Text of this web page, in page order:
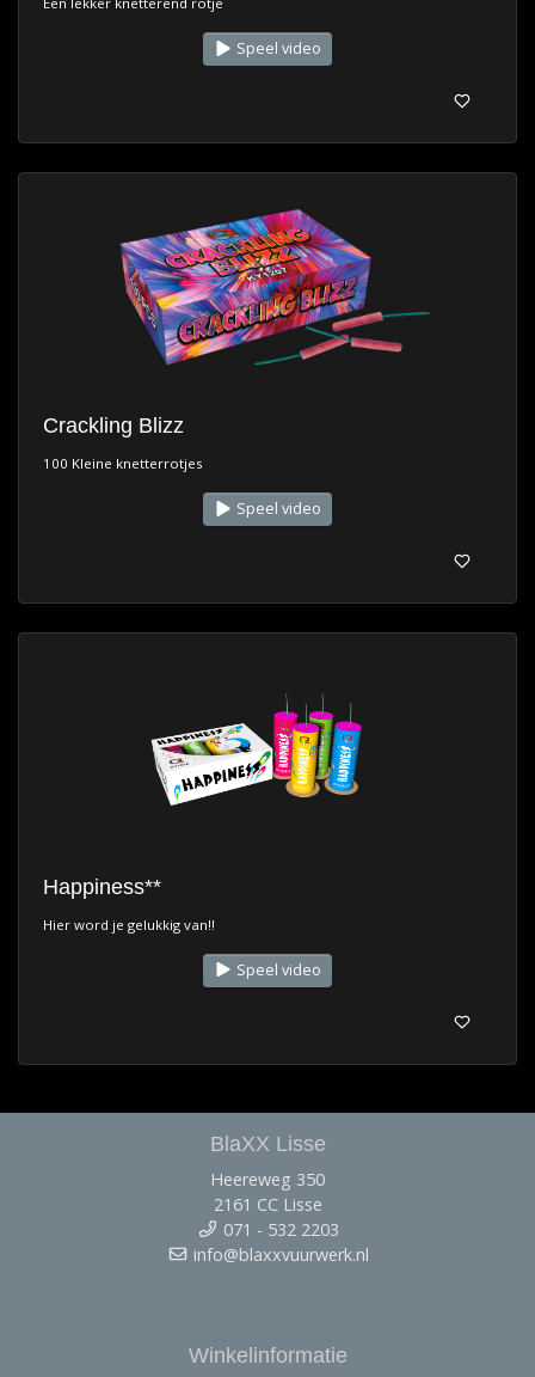
Speel video
Crackling Blizz
100 Kleine knetterrotjes
Speel video
Happiness**
Hier word je gelukkig van!!
Speel video
BlaXX Lisse
Heereweg 350
2161 CC Lisse
071 - 532 2203
info@blaxxvuurwerk.nl
Winkelinformatie